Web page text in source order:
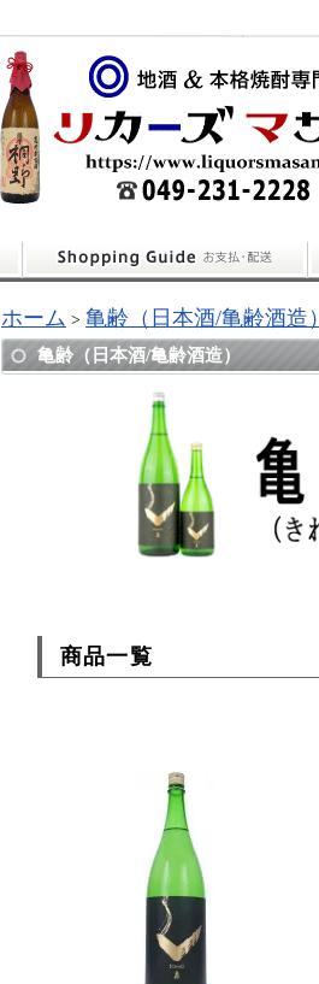
ホーム > 亀齢（日本酒/亀齢酒造）
亀齢（日本酒/亀齢酒造）
商品一覧